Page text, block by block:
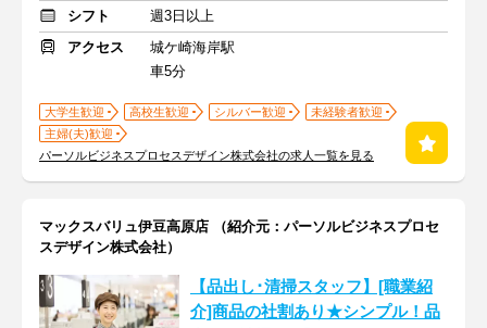
シフト
週3日以上
アクセス
城ケ崎海岸駅
車5分
大学生歓迎 高校生歓迎 シルバー歓迎
未経験者歓迎
主婦(夫)歓迎
パーソルビジネスプロセスデザイン株式会社の求人一覧を見る
マックスバリュ伊豆高原店 （紹介元：パーソルビジネスプロセ
スデザイン株式会社）
【品出し･清掃スタッフ】[職業紹
介]商品の社割あり★シンプル！品